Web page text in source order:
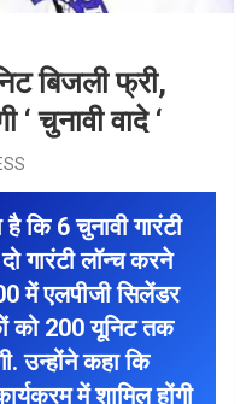
बिजली फ्री,
चुनावी वादे ‘
कि 6 चुनावी गारंटी
गारंटी लॉन्च करने
में एलपीजी सिलेंडर
को 200 यूनिट तक
उन्होंने कहा कि
में शामिल होंगी